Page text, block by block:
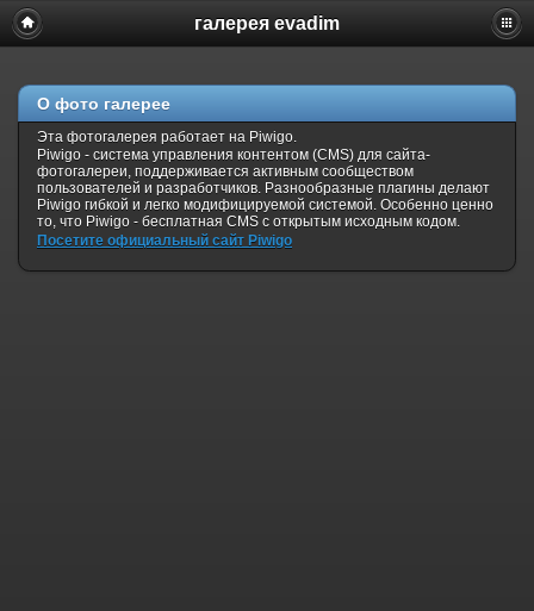
галерея evadim
О фото галерее
Эта фотогалерея работает на Piwigo.
Piwigo - система управления контентом (CMS) для сайта-
фотогалереи, поддерживается активным сообществом
пользователей и разработчиков. Разнообразные плагины делают
Piwigo гибкой и легко модифицируемой системой. Особенно ценно
то, что Piwigo - бесплатная CMS с открытым исходным кодом.
Посетите официальный сайт Piwigo